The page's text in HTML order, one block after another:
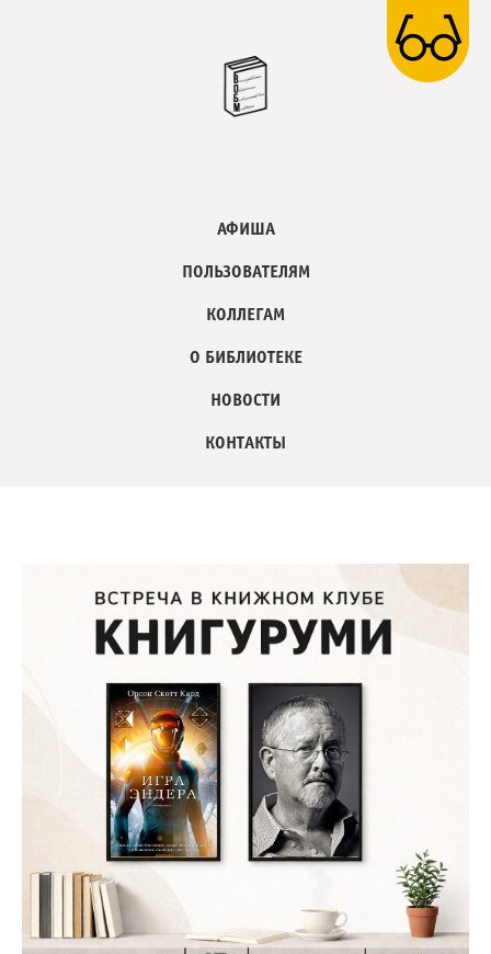
АФИША
ПОЛЬЗОВАТЕЛЯМ
КОЛЛЕГАМ
О БИБЛИОТЕКЕ
НОВОСТИ
КОНТАКТЫ